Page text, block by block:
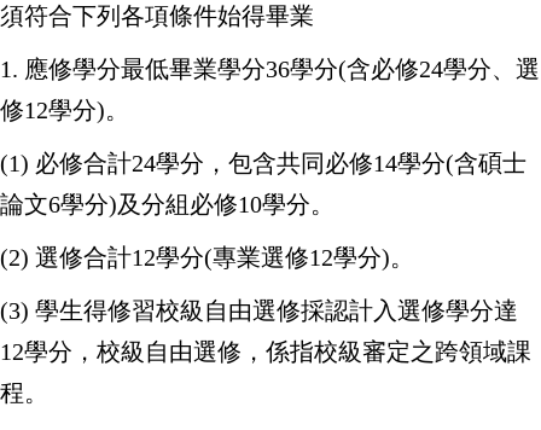
須符合下列各項條件始得畢業
1. 應修學分最低畢業學分36學分(含必修24學分、選
修12學分)。
(1) 必修合計24學分，包含共同必修14學分(含碩士
論文6學分)及分組必修10學分。
(2) 選修合計12學分(專業選修12學分)。
(3) 學生得修習校級自由選修採認計入選修學分達
12學分，校級自由選修，係指校級審定之跨領域課
程。